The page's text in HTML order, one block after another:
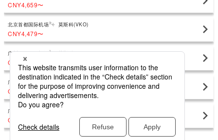
CNY4,659〜
北京首都国际机场 莫斯科(VKO)
CNY4,479〜
广州白云国际机场 莫斯科(DME)
CNY8,530
广州白云国际机场 莫斯科(SVO)
CNY4,861 〜
广州白云国际机场
CNY7,046